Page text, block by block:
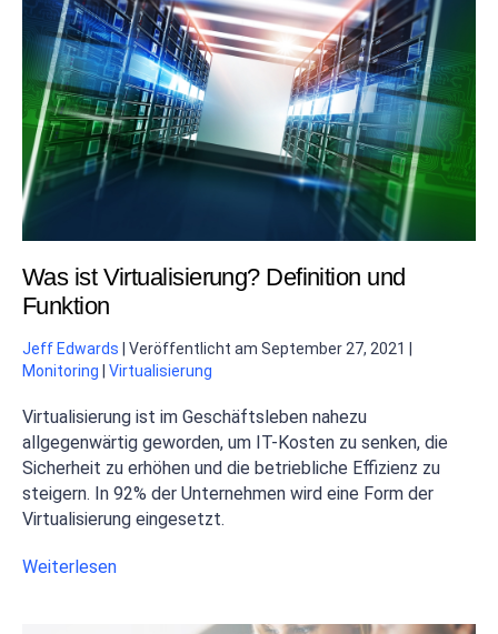
Was ist Virtualisierung? Definition und
Funktion
Jeff Edwards Veröffentlicht am September 27, 2021
Monitoring
Virtualisierung
Virtualisierung ist im Geschäftsleben nahezu
allgegenwärtig geworden, um IT-Kosten zu senken, die
Sicherheit zu erhöhen und die betriebliche Effizienz zu
steigern. In 92% der Unternehmen wird eine Form der
Virtualisierung eingesetzt.
Weiterlesen